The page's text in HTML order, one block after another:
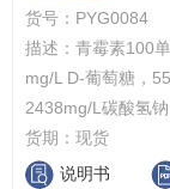
货号： PYG0084
描述： 青霉素100
mg/L D-葡萄糖，
2438mg/L碳酸氢钠
货期： 现货
说明书